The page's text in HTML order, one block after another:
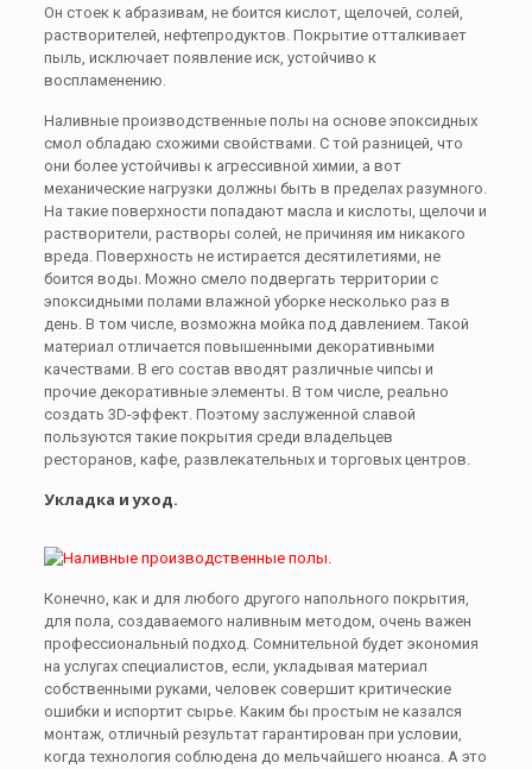
Он стоек к абразивам, не боится кислот, щелочей, солей,
растворителей, нефтепродуктов. Покрытие отталкивает
пыль, исключает появление иск, устойчиво к
воспламенению.
Наливные производственные полы на основе эпоксидных
смол обладаю схожими свойствами. С той разницей, что
они более устойчивы к агрессивной химии, а вот
механические нагрузки должны быть в пределах разумного.
На такие поверхности попадают масла и кислоты, щелочи и
растворители, растворы солей, не причиняя им никакого
вреда. Поверхность не истирается десятилетиями, не
боится воды. Можно смело подвергать территории с
эпоксидными полами влажной уборке несколько раз в
день. В том числе, возможна мойка под давлением. Такой
материал отличается повышенными декоративными
качествами. В его состав вводят различные чипсы и
прочие декоративные элементы. В том числе, реально
создать 3D-эффект. Поэтому заслуженной славой
пользуются такие покрытия среди владельцев
ресторанов, кафе, развлекательных и торговых центров.
Укладка и уход.
Конечно, как и для любого другого напольного покрытия,
для пола, создаваемого наливным методом, очень важен
профессиональный подход. Сомнительной будет экономия
на услугах специалистов, если, укладывая материал
собственными руками, человек совершит критические
ошибки и испортит сырье. Каким бы простым не казался
монтаж, отличный результат гарантирован при условии,
когда технология соблюдена до мельчайшего нюанса. А это